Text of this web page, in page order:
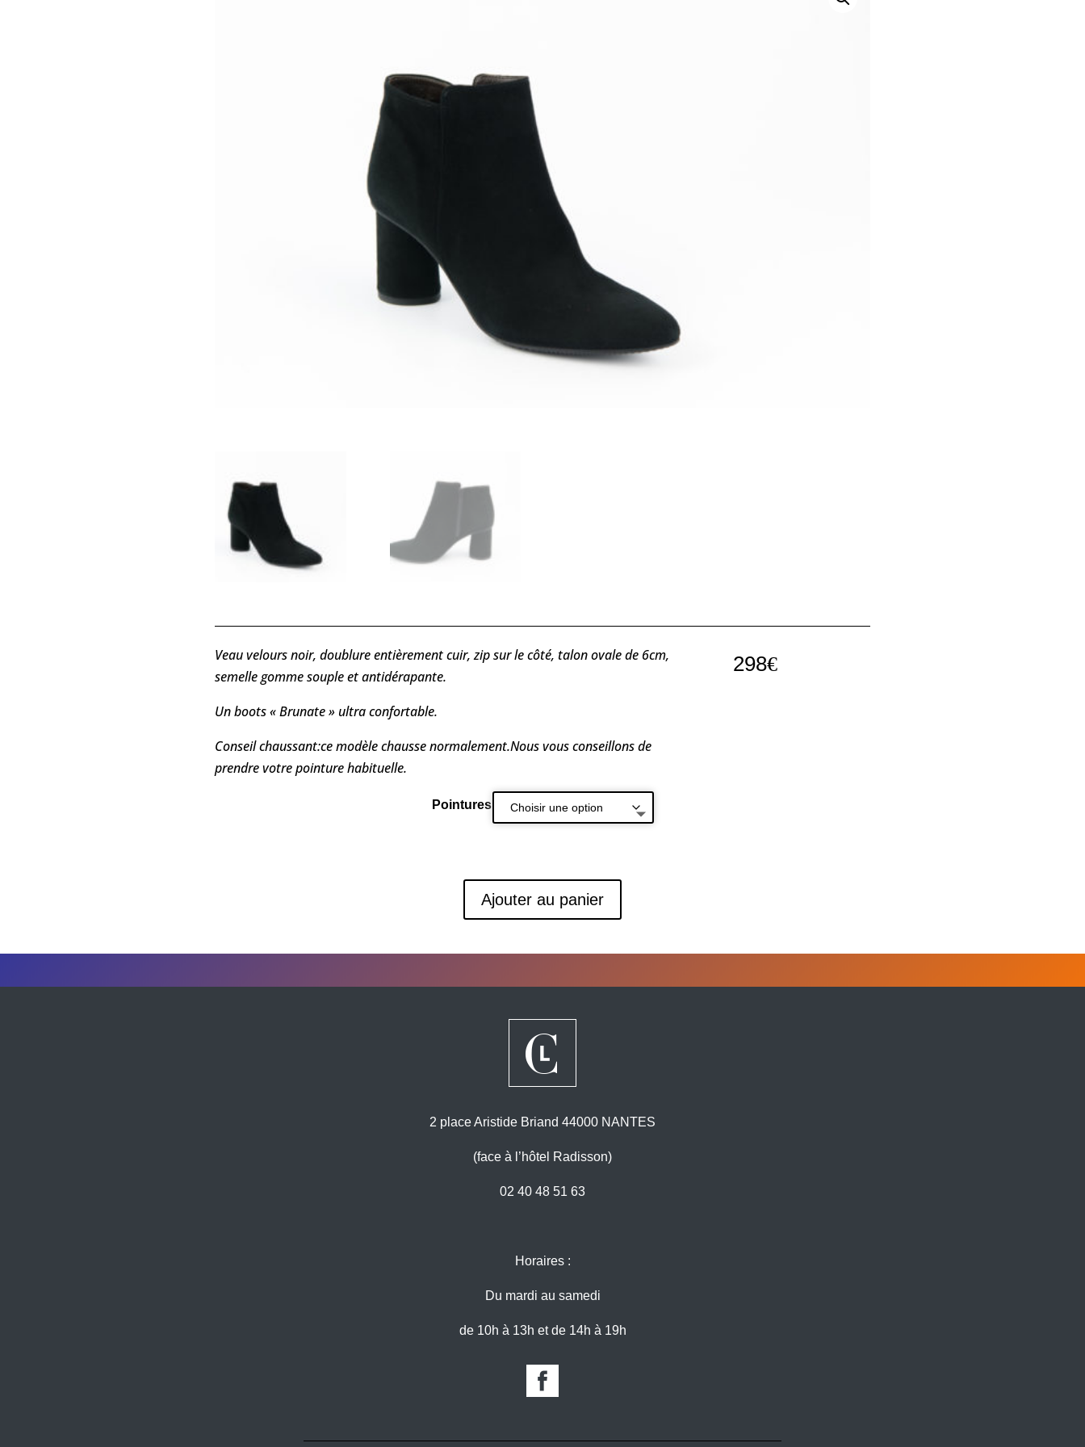
Veau velours noir, doublure entièrement cuir, zip sur le côté, talon ovale de 6cm,
semelle gomme souple et antidérapante.
Un boots « Brunate » ultra confortable.
Conseil chaussant:ce modèle chausse normalement.Nous vous conseillons de
prendre votre pointure habituelle.
298€
Pointures
Ajouter au panier
2 place Aristide Briand 44000 NANTES
(face à l’hôtel Radisson)
02 40 48 51 63
Horaires :
Du mardi au samedi
de 10h à 13h et de 14h à 19h